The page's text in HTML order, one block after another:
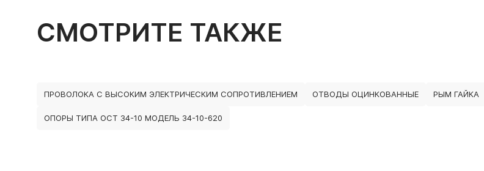
СМОТРИТЕ ТАКЖЕ
ПРОВОЛОКА С ВЫСОКИМ ЭЛЕКТРИЧЕСКИМ СОПРОТИВЛЕНИЕМ ОТВОДЫ ОЦИНКОВАННЫЕ РЫМ ГАЙКА
ОПОРЫ ТИПА ОСТ 34-10 МОДЕЛЬ 34-10-620